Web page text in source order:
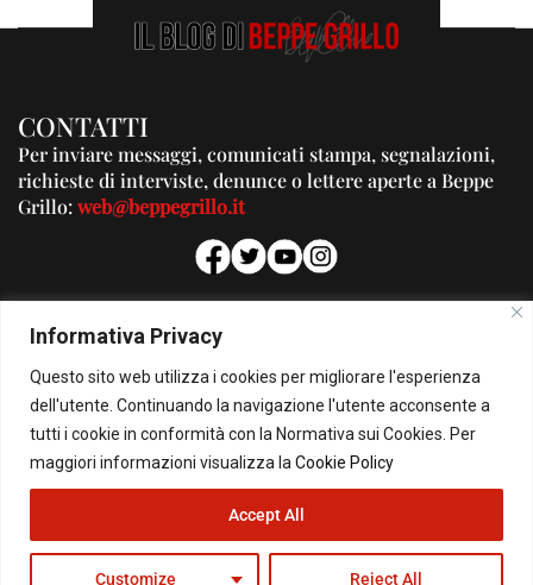
Informativa Privacy
Questo sito web utilizza i cookies per migliorare l'esperienza
dell'utente. Continuando la navigazione l'utente acconsente a
tutti i cookie in conformità con la Normativa sui Cookies. Per
maggiori informazioni visualizza la Cookie Policy
Customize Reject All
Accept All
CONTATTI
Per inviare messaggi, comunicati stampa, segnalazioni,
richieste di interviste, denunce o lettere aperte a Beppe
Grillo:web@beppegrillo.it
PUBBLICITA'
Per la tua pubblicità su questo Blog:
pubblicita@beppegrillo.it
© Copyright 2026 - Il Blog di Beppe Grillo. All Rights Reserved - Powered by
happygrafic.com